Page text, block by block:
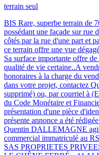
terrain seul
BIS Rare, superbe terrain de
possédant une façade sur rue
côtés par la rue d'une part et
ce terrain offre une vue
Sa surface importante offre
qualité de vie certaine..A
honoraires à la charge du
dans votre projet, contactez
supprimé) ou, par courriel à
du Code Monétaire et
présentation d'une pièce
présente annonce a été
Quentin DALLEMAGNE
commercial immatriculé au
SAS PROPRIETES